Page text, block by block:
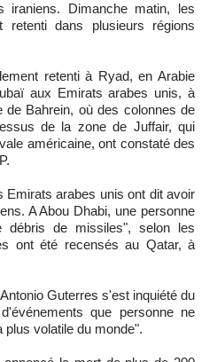
Dimanche matin, les
retenti dans plusieurs régions
retenti à Ryad, en Arabie
aux Emirats arabes unis, à
Bahrein, où des colonnes de
de la zone de Juffair, qui
américaine, ont constaté des
Emirats arabes unis ont dit avoir
A Abou Dhabi, une personne
de missiles", selon les
ont été recensés au Qatar, à
Guterres s'est inquiété du
que personne ne
plus volatile du monde".